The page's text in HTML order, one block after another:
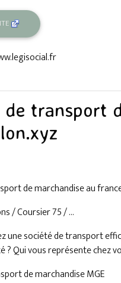
de transport
de marchandise au
/ Coursier 75 / ...
une société de transport
? Qui vous représente chez
de marchandise MGE